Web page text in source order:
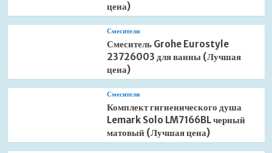
цена)
Смесители
Смеситель Grohe Eurostyle
23726003 для ванны (Лучшая
цена)
Смесители
Комплект гигиенического душа
Lemark Solo LM7166BL черный
матовый (Лучшая цена)